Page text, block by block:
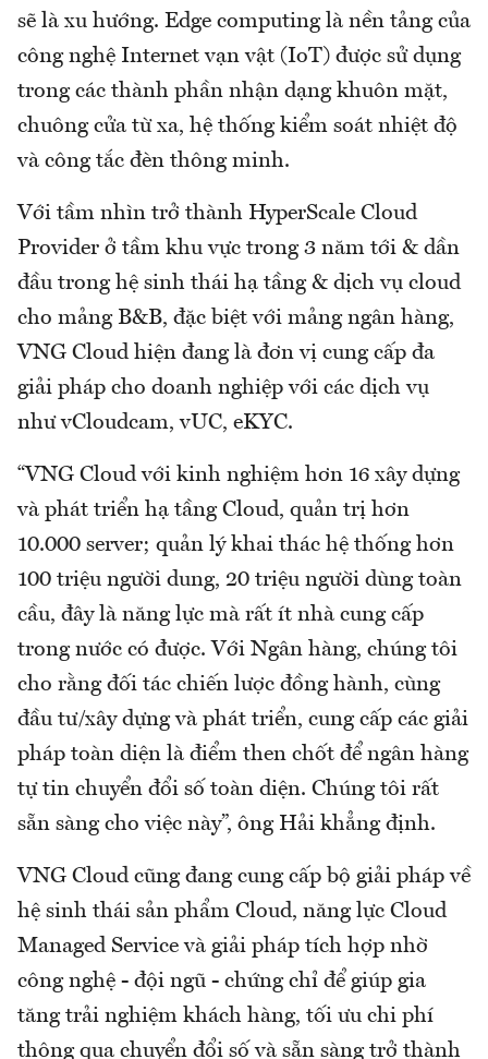
sẽ là xu hướng. Edge computing là nền tảng của
công nghệ Internet vạn vật (IoT) được sử dụng
trong các thành phần nhận dạng khuôn mặt,
chuông cửa từ xa, hệ thống kiểm soát nhiệt độ
và công tắc đèn thông minh.
Với tầm nhìn trở thành HyperScale Cloud
Provider ở tầm khu vực trong 3 năm tới & dần
đầu trong hệ sinh thái hạ tầng & dịch vụ cloud
cho mảng B&B, đặc biệt với mảng ngân hàng,
VNG Cloud hiện đang là đơn vị cung cấp đa
giải pháp cho doanh nghiệp với các dịch vụ
như vCloudcam, vUC, eKYC.
“VNG Cloud với kinh nghiệm hơn 16 xây dựng
và phát triển hạ tầng Cloud, quản trị hơn
10.000 server; quản lý khai thác hệ thống hơn
100 triệu người dung, 20 triệu người dùng toàn
cầu, đây là năng lực mà rất ít nhà cung cấp
trong nước có được. Với Ngân hàng, chúng tôi
cho rằng đối tác chiến lược đồng hành, cùng
đầu tư/xây dựng và phát triển, cung cấp các giải
pháp toàn diện là điểm then chốt để ngân hàng
tự tin chuyển đổi số toàn diện. Chúng tôi rất
sẵn sàng cho việc này”, ông Hải khẳng định.
VNG Cloud cũng đang cung cấp bộ giải pháp về
hệ sinh thái sản phẩm Cloud, năng lực Cloud
Managed Service và giải pháp tích hợp nhờ
công nghệ - đội ngũ - chứng chỉ để giúp gia
tăng trải nghiệm khách hàng, tối ưu chi phí
thông qua chuyển đổi số và sẵn sàng trở thành